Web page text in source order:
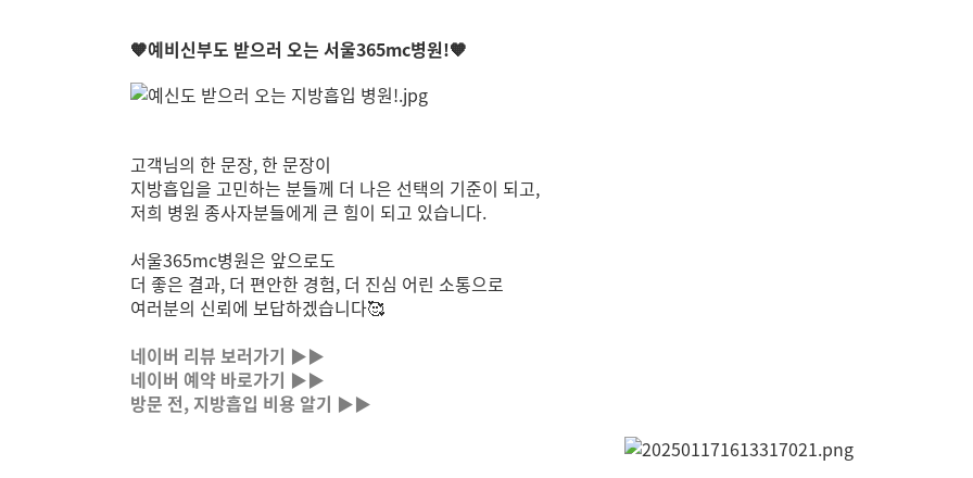
🧡예비신부도 받으러 오는 서울365mc병원!🧡
고객님의 한 문장, 한 문장이
지방흡입을 고민하는 분들께 더 나은 선택의 기준이 되고,
저희 병원 종사자분들에게 큰 힘이 되고 있습니다.
서울365mc병원은 앞으로도
더 좋은 결과, 더 편안한 경험, 더 진심 어린 소통으로
여러분의 신뢰에 보답하겠습니다🥰
네이버 리뷰 보러가기 ▶▶
네이버 예약 바로가기 ▶▶
방문 전, 지방흡입 비용 알기 ▶▶